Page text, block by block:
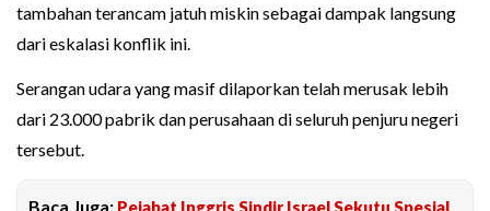
tambahan terancam jatuh miskin sebagai dampak langsung
dari eskalasi konflik ini.
Serangan udara yang masif dilaporkan telah merusak lebih
dari 23.000 pabrik dan perusahaan di seluruh penjuru negeri
tersebut.
Baca Juga: Pejabat Inggris Sindir Israel Sekutu Spesial